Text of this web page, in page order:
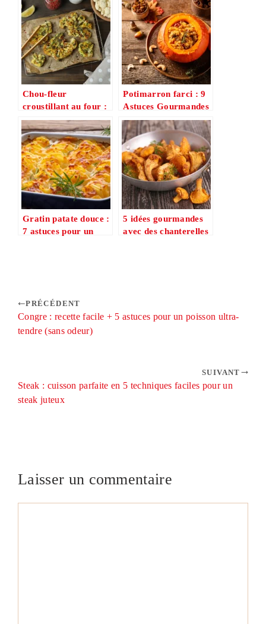
Chou-fleur
croustillant au four :
3 recettes simples
(épices, parmesan,
curry)
Potimarron farci : 9
Astuces Gourmandes
pour un Plat
Incroyablement
Fondant
Gratin patate douce :
7 astuces pour un
5 idées gourmandes
avec des chanterelles
PRÉCÉDENT
Congre : recette facile + 5 astuces pour un poisson ultra-
tendre (sans odeur)
SUIVANT
Steak : cuisson parfaite en 5 techniques faciles pour un
steak juteux
Laisser un commentaire